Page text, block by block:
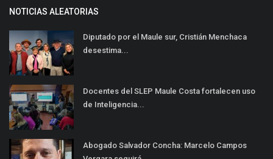
NOTICIAS ALEATORIAS
Diputado por el Maule sur, Cristián Menchaca
desestima...
Docentes del SLEP Maule Costa fortalecen uso
de Inteligencia...
Abogado Salvador Concha: Marcelo Campos